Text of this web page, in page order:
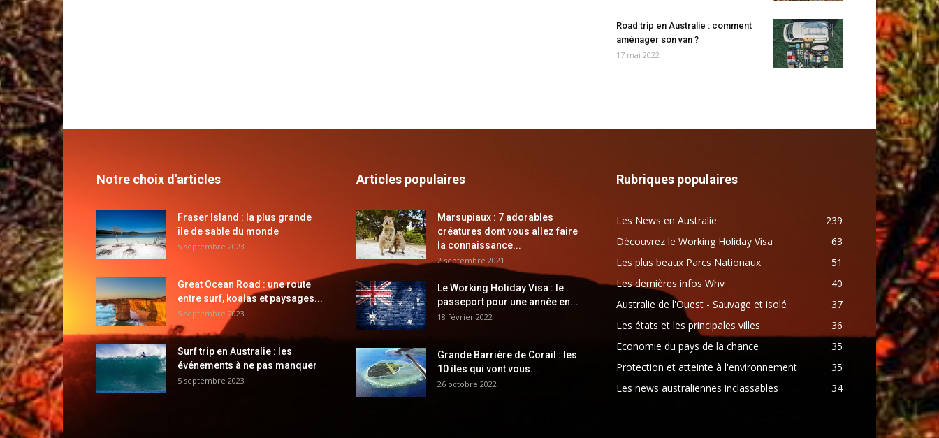
Road trip en Australie : comment
aménager son van ?
17 mai 2022
Notre choix d'articles
Fraser Island : la plus grande
île de sable du monde
5 septembre 2023
Great Ocean Road : une route
entre surf, koalas et paysages...
5 septembre 2023
Surf trip en Australie : les
événements à ne pas manquer
5 septembre 2023
Articles populaires
Marsupiaux : 7 adorables
créatures dont vous allez faire
la connaissance...
2 septembre 2021
Le Working Holiday Visa : le
passeport pour une année en...
18 février 2022
Grande Barrière de Corail : les
10 îles qui vont vous...
26 octobre 2022
Rubriques populaires
Les News en Australie
239
Découvrez le Working Holiday Visa
63
Les plus beaux Parcs Nationaux
51
Les dernières infos Whv
40
Australie de l'Ouest - Sauvage et isolé
37
Les états et les principales villes
36
Economie du pays de la chance
35
Protection et atteinte à l'environnement
35
Les news australiennes inclassables
34